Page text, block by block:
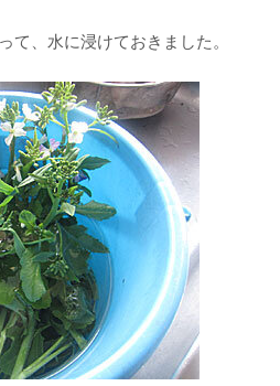
、水に浸けておきました。